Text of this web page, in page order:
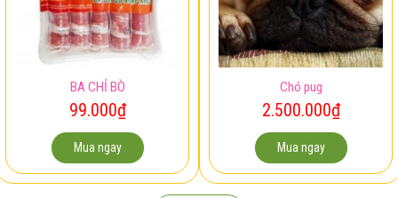
BA CHỈ BÒ
99.000₫
Mua ngay
Chó pug
2.500.000₫
Mua ngay